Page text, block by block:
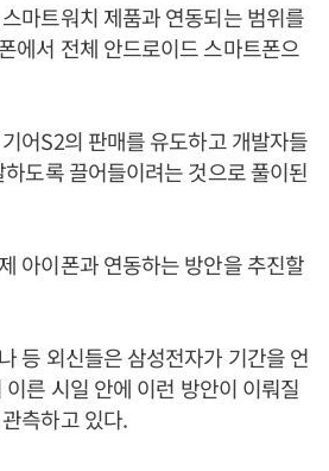
마트워치 제품과 연동되는 범위를
에서 전체 안드로이드 스마트폰으
어S2의 판매를 유도하고 개발자들
도록 끌어들이려는 것으로 풀이된
아이폰과 연동하는 방안을 추진할
등 외신들은 삼성전자가 기간을 언
른 시일 안에 이런 방안이 이뤄질
측하고 있다.